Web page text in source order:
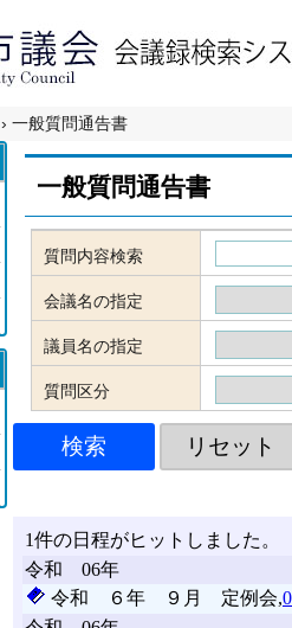
› 一般質問通告書
一般質問通告書
質問内容検索
会議名の指定
議員名の指定
質問区分